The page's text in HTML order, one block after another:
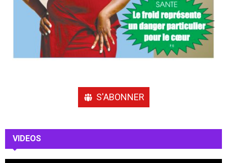
S'ABONNER
VIDEOS